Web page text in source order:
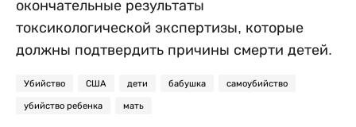
окончательные результаты
токсикологической экспертизы, которые
должны подтвердить причины смерти детей.
Убийство США дети бабушка самоубийство
убийство ребенка мать